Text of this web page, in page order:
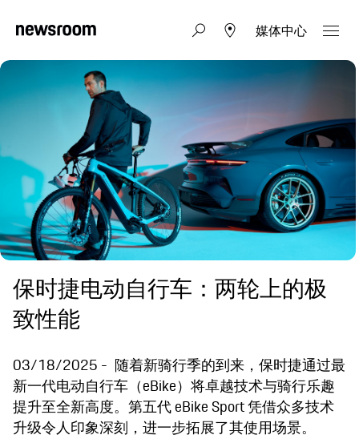
媒体中心
保时捷电动自行车：两轮上的极
致性能
03/18/2025
随着新骑行季的到来，保时捷通过最
新一代电动自行车（eBike）将卓越技术与骑行乐趣
提升至全新高度。第五代 eBike Sport 凭借众多技术
升级令人印象深刻，进一步拓展了其使用场景。